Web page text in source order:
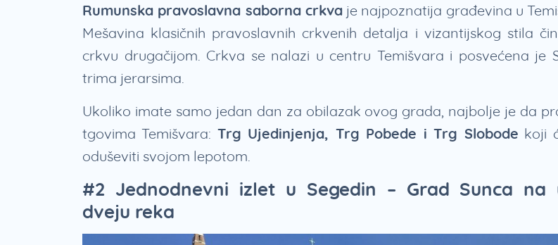
Rumunska pravoslavna saborna crkvaje najpoznatija građevina u
Mešavina klasičnih pravoslavnih crkvenih detalja i vizantijskog stila
crkvu drugačijom. Crkva se nalazi u centru Temišvara i posvećena je
trima jerarsima.
Ukoliko imate samo jedan dan za obilazak ovog grada, najbolje je da
tgovima Temišvara: Trg Ujedinjenja, Trg Pobede i Trg Slobode koji
oduševiti svojom lepotom.
#2 Jednodnevni izlet u Segedin – Grad Sunca na
dveju reka